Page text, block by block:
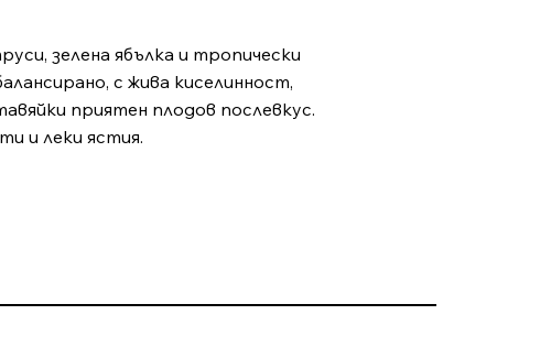
зелена ябълка и тропически
с жива киселинност,
приятен плодов послевкус.
и леки ястия.